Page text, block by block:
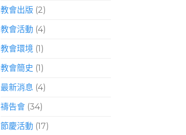
教會出版 (2)
教會活動 (4)
教會環境(1)
教會簡史 (1)
最新消息 (4)
禱告會(34)
節慶活動 (17)